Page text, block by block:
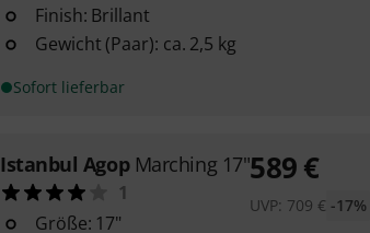
Finish: Brillant
Gewicht (Paar): ca. 2,5 kg
Sofort lieferbar
Istanbul Agop Marching 17"
1
Größe: 17"
589€
UVP: 709 € -17%